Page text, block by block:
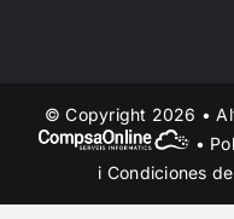
© Copyright 2026 •
•
i Condiciones